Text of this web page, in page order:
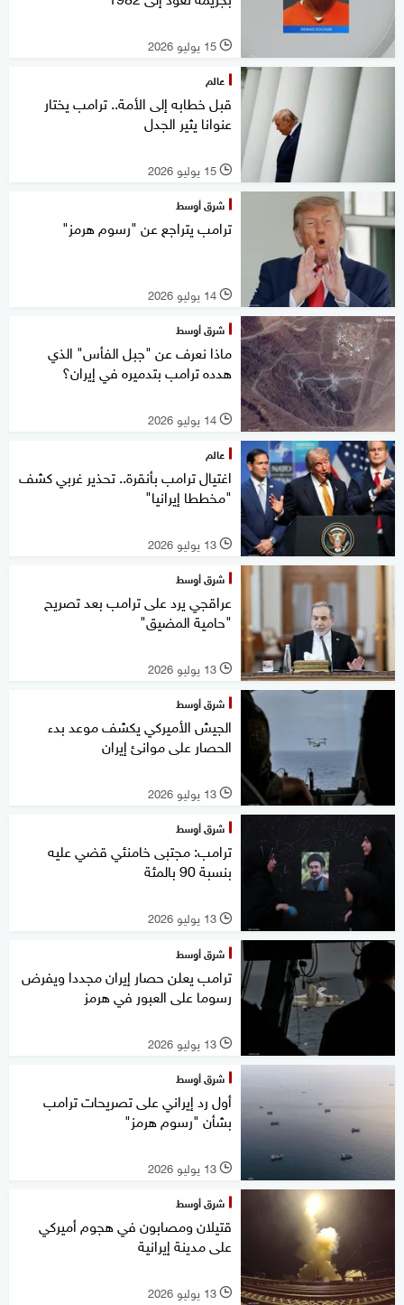
l 15 يوليو 2026
عالم
قبل خطابه إلى الأمة.. ترامب يختار
عنوانا يثير الجدل
l 15 يوليو 2026
شرق أوسط
ترامب يتراجع عن "رسوم هرمز"
l 14 يوليو 2026
شرق أوسط
ماذا نعرف عن "جبل الفأس" الذي
هدده ترامب بتدميره في إيران؟
l 14 يوليو 2026
عالم
اغتيال ترامب بأنقرة.. تحذير غربي كشف
"مخططا إيرانيا"
l 13 يوليو 2026
شرق أوسط
عراقجي يرد على ترامب بعد تصريح
"حامية المضيق"
l 13 يوليو 2026
شرق أوسط
الجيش الأميركي يكشف موعد بدء
الحصار على موانئ إيران
l 13 يوليو 2026
شرق أوسط
ترامب: مجتبى خامنئي قضي عليه
بنسبة 90 بالمئة
l 13 يوليو 2026
شرق أوسط
ترامب يعلن حصار إيران مجددا ويفرض
رسوما على العبور في هرمز
l 13 يوليو 2026
شرق أوسط
أول رد إيراني على تصريحات ترامب
بشأن "رسوم هرمز"
l 13 يوليو 2026
شرق أوسط
قتيلان ومصابون في هجوم أميركي
على مدينة إيرانية
l 13 يوليو 2026